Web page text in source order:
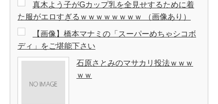
真木よう子がGカップ乳を全見せするために着
た服がエロすぎるｗｗｗｗｗｗｗｗ （画像あり）
【画像】橋本マナミの「スーパーめちゃシコボ
ディ」をご堪能下さい
石原さとみのマサカリ投法ｗｗｗ
ｗｗ